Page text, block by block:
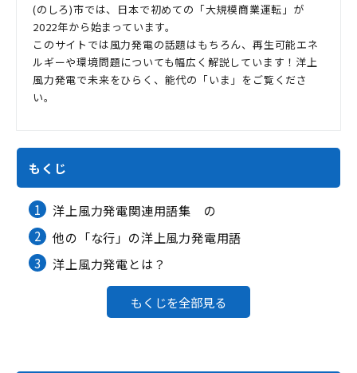
(のしろ)市では、日本で初めての「大規模商業運転」が
2022年から始まっています。
このサイトでは風力発電の話題はもちろん、再生可能エネ
ルギーや環境問題についても幅広く解説しています！洋上
風力発電で未来をひらく、能代の「いま」をご覧くださ
い。
もくじ
1
洋上風力発電関連用語集 の
2
他の「な行」の洋上風力発電用語
3
洋上風力発電とは？
もくじを全部見る